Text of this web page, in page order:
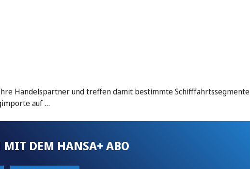
Handelspartner und treffen damit bestimmte Schifffahrtssegmente
auf …
MIT DEM HANSA+ ABO